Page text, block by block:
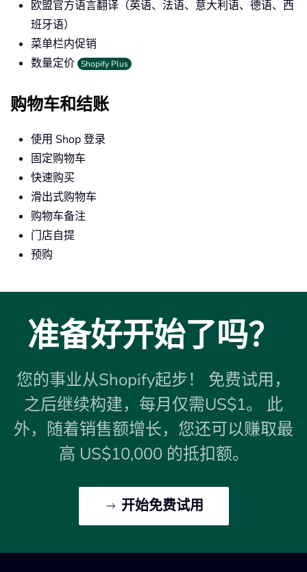
欧盟官方语言翻译（英语、法语、意大利语、德语、西
班牙语）
菜单栏内促销
数量定价 Shopify Plus
购物车和结账
使用 Shop 登录
固定购物车
快速购买
滑出式购物车
购物车备注
门店自提
预购
准备好开始了吗？
您的事业从Shopify起步！ 免费试用，
之后继续构建，每月仅需US$1。 此
外，随着销售额增长，您还可以赚取最
高 US$10,000 的抵扣额。
开始免费试用